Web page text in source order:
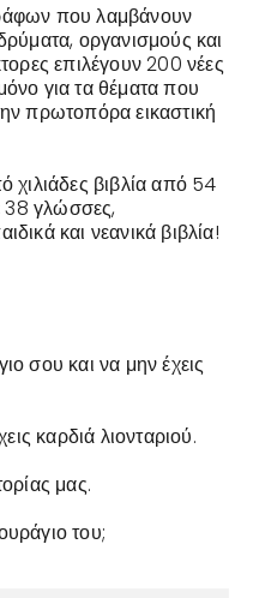
που λαμβάνουν
οργανισμούς και
επιλέγουν 200 νέες
για τα θέματα που
πρωτοπόρα εικαστική
χιλιάδες βιβλία από 54
38 γλώσσες,
και νεανικά βιβλία!
σου και να μην έχεις
καρδιά λιονταριού.
μας.
του;